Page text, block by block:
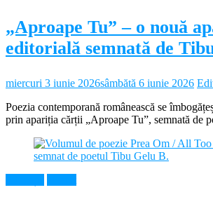
„Aproape Tu” – o nouă
editorială semnată de
miercuri 3 iunie 2026sâmbătă 6 iunie 2026
Poezia contemporană românească se
prin apariția cărții „Aproape Tu”, semnată de